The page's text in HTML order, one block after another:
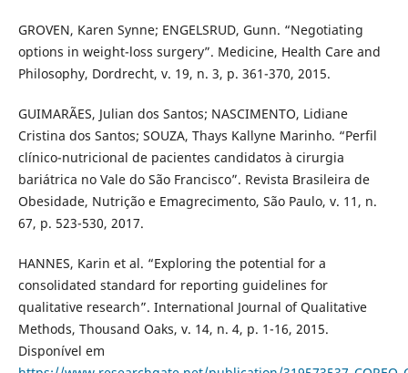
GROVEN, Karen Synne; ENGELSRUD, Gunn. “Negotiating
options in weight-loss surgery”. Medicine, Health Care and
Philosophy, Dordrecht, v. 19, n. 3, p. 361-370, 2015.
GUIMARÃES, Julian dos Santos; NASCIMENTO, Lidiane
Cristina dos Santos; SOUZA, Thays Kallyne Marinho. “Perfil
clínico-nutricional de pacientes candidatos à cirurgia
bariátrica no Vale do São Francisco”. Revista Brasileira de
Obesidade, Nutrição e Emagrecimento, São Paulo, v. 11, n.
67, p. 523-530, 2017.
HANNES, Karin et al. “Exploring the potential for a
consolidated standard for reporting guidelines for
qualitative research”. International Journal of Qualitative
Methods, Thousand Oaks, v. 14, n. 4, p. 1-16, 2015.
Disponível em